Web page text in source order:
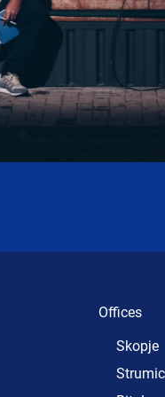
Offices
Skopje